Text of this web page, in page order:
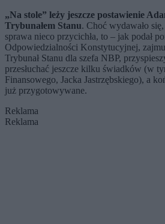
„Na stole” leży jeszcze postawienie
Trybunałem Stanu. Choć wydawało
sprawa nieco przycichła, to – jak podał
Odpowiedzialności Konstytucyjnej,
Trybunał Stanu dla szefa NBP,
przesłuchać jeszcze kilku świadków (w
Finansowego, Jacka Jastrzębskiego), a
już przygotowywane.
Reklama
Reklama